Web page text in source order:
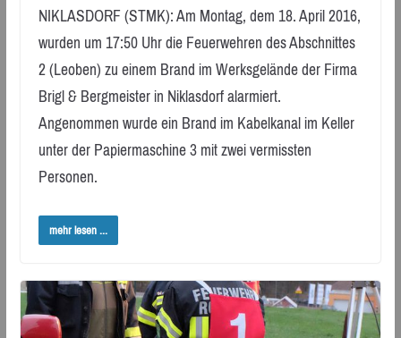
NIKLASDORF (STMK): Am Montag, dem 18. April 2016,
wurden um 17:50 Uhr die Feuerwehren des Abschnittes
2 (Leoben) zu einem Brand im Werksgelände der Firma
Brigl & Bergmeister in Niklasdorf alarmiert.
Angenommen wurde ein Brand im Kabelkanal im Keller
unter der Papiermaschine 3 mit zwei vermissten
Personen.
mehr lesen ...